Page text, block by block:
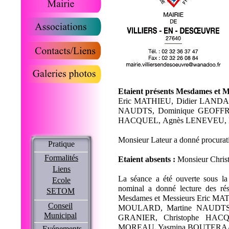
Etaient présents Mesdames et
Eric MATHIEU, Didier
NAUDTS, Dominique
HACQUEL, Agnès LENEVEU,
Monsieur Lateur a donné
Etaient absents : Monsieur
La séance a été ouverte sous
nominal a donné lecture des
Mesdames et Messieurs Eric
MOULARD, Martine
GRANIER, Christophe
MOREAU, Yasmina
Pratique
Formalités
Liens
Ecole
SETOM
Conseil
Municipal